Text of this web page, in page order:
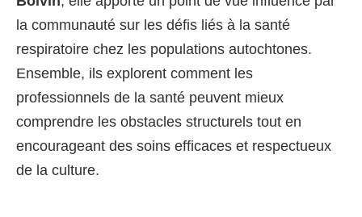
la communauté sur les défis liés à la santé
respiratoire chez les populations autochtones.
Ensemble, ils explorent comment les
professionnels de la santé peuvent mieux
comprendre les obstacles structurels tout en
encourageant des soins efficaces et respectueux
de la culture.